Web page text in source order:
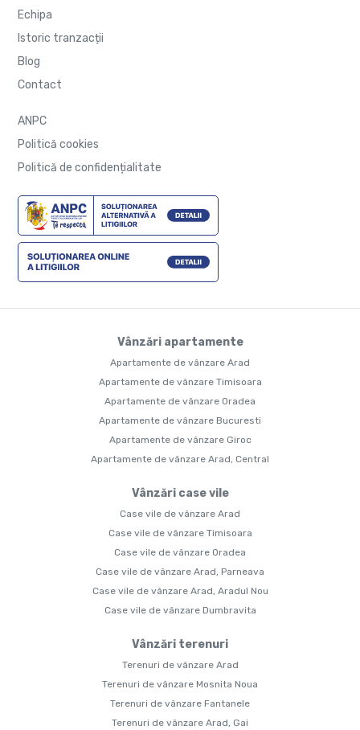
Echipa
Istoric tranzacții
Blog
Contact
ANPC
Politică cookies
Politică de confidențialitate
Vânzări apartamente
Apartamente de vânzare Arad
Apartamente de vânzare Timisoara
Apartamente de vânzare Oradea
Apartamente de vânzare Bucuresti
Apartamente de vânzare Giroc
Apartamente de vânzare Arad, Central
Vânzări case vile
Case vile de vânzare Arad
Case vile de vânzare Timisoara
Case vile de vânzare Oradea
Case vile de vânzare Arad, Parneava
Case vile de vânzare Arad, Aradul Nou
Case vile de vânzare Dumbravita
Vânzări terenuri
Terenuri de vânzare Arad
Terenuri de vânzare Mosnita Noua
Terenuri de vânzare Fantanele
Terenuri de vânzare Arad, Gai